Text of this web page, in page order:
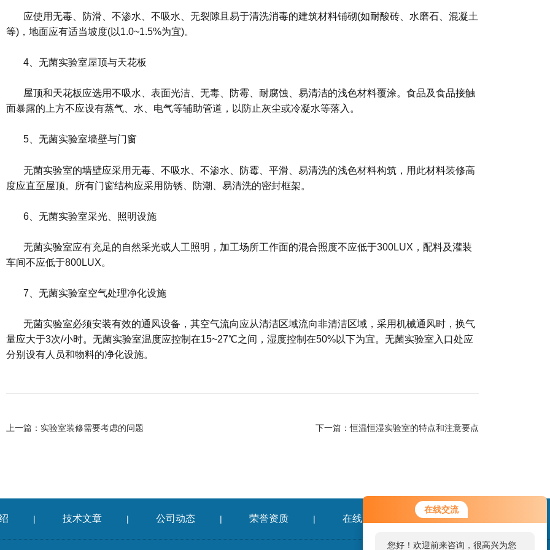
在线交流
您好！欢迎前来咨询，很高兴为您
应使用无毒、防滑、不渗水、不吸水、无裂隙且易于清洗消毒的建筑材料铺砌(如耐酸砖、水磨石、混凝土
等)，地面应有适当坡度(以1.0~1.5%为宜)。
4、无菌实验室屋顶与天花板
屋顶和天花板应选用不吸水、表面光洁、无毒、防霉、耐腐蚀、易清洁的浅色材料覆涂。食品及食品接触
面暴露的上方不应设有蒸气、水、电气等辅助管道，以防止灰尘或冷凝水等落入。
5、无菌实验室墙壁与门窗
无菌实验室的墙壁应采用无毒、不吸水、不渗水、防霉、平滑、易清洗的浅色材料构筑，用此材料装修高
度应直至屋顶。所有门窗结构应采用防锈、防潮、易清洗的密封框架。
6、无菌实验室采光、照明设施
无菌实验室应有充足的自然采光或人工照明，加工场所工作面的混合照度不应低于300LUX，配料及灌装
车间不应低于800LUX。
7、无菌实验室空气处理净化设施
无菌实验室必须安装有效的通风设备，其空气流向应从清洁区域流向非清洁区域，采用机械通风时，换气
量应大于3次/小时。无菌实验室温度应控制在15~27℃之间，湿度控制在50%以下为宜。无菌实验室入口处应
分别设有人员和物料的净化设施。
下一篇：恒温恒湿实验室的特点和注意要点
上一篇： 实验室装修需要考虑的问题
| 技术文章 | 公司动态 | 荣誉资质 | 在线留言 联系我们